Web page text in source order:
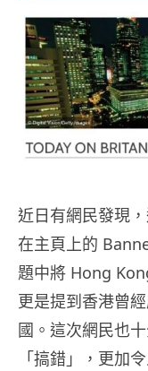
近日有網民發現
在主頁上的
題中將 Hong
更是提到香港曾
國。這次網民也
「搞錯」，更加